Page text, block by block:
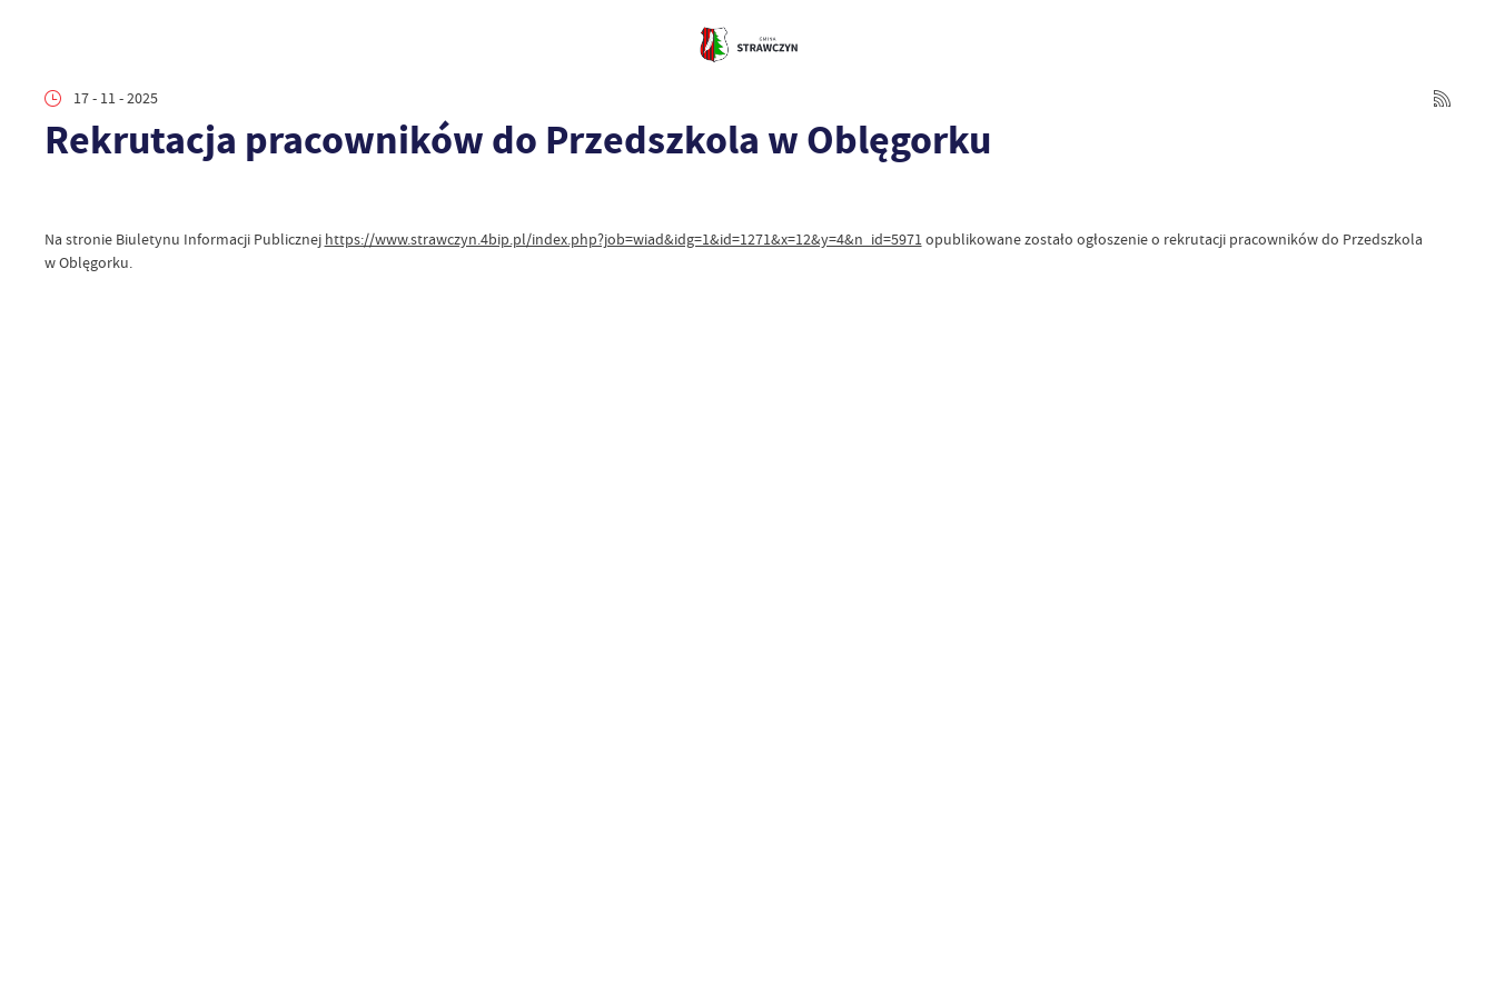
17 - 11 - 2025
Rekrutacja pracowników do Przedszkola w Oblęgorku
Na stronie Biuletynu Informacji Publicznej https://www.strawczyn.4bip.pl/index.php?job=wiad&idg=1&id=1271&x=12&y=4&n_id=5971opublikowane zostało ogłoszenie o rekrutacji pracowników do Przedszkola
w Oblęgorku.